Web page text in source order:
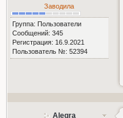
Заводила
Группа: Пользователи
Сообщений: 345
Регистрация: 16.9.2021
Пользователь №: 52394
Alegra